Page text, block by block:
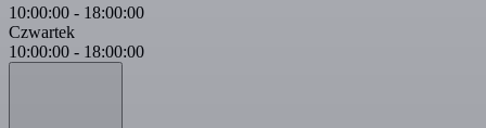
10:00:00 - 18:00:00
Czwartek
10:00:00 - 18:00:00